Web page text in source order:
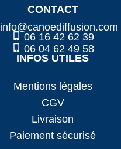
CONTACT
06 16 42 62 39
06 04 62 49 58
info@canoediffusion.com
INFOS UTILES
Mentions légales
CGV
Livraison
Paiement sécurisé